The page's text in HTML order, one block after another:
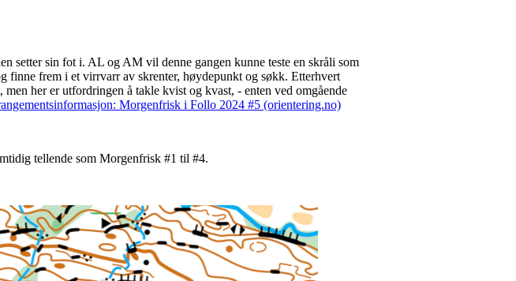
setter sin fot i. AL og AM vil denne gangen kunne teste en skråli som
finne frem i et virrvarr av skrenter, høydepunkt og søkk. Etterhvert
her er utfordringen å takle kvist og kvast, - enten ved omgående
Morgenfrisk i Follo 2024 #5 (orientering.no)
tellende som Morgenfrisk #1 til #4.